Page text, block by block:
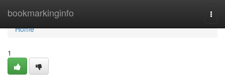
bookmarkinginfo
Home
Home
1